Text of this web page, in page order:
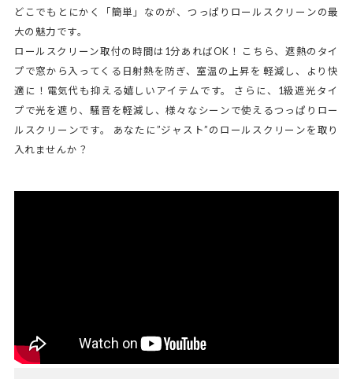
どこでもとにかく「簡単」なのが、つっぱりロールスクリーンの最
大の魅力です。
ロールスクリーン取付の時間は1分あればOK！ こちら、遮熱のタイ
プで窓から入ってくる日射熱を防ぎ、室温の上昇を 軽減し、より快
適に！電気代も抑える嬉しいアイテムです。 さらに、1級遮光タイ
プで光を遮り、騒音を軽減し、様々なシーンで使えるつっぱりロー
ルスクリーンです。 あなたに”ジャスト”のロールスクリーンを取り
入れませんか？